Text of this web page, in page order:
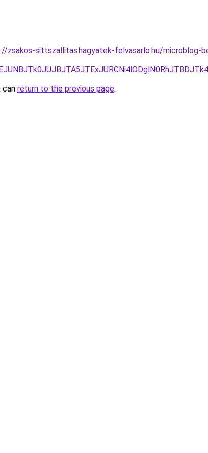
zsakos-sittszallitas.hagyatek-felvasarlo.hu/microblog-
can return to the previous page.